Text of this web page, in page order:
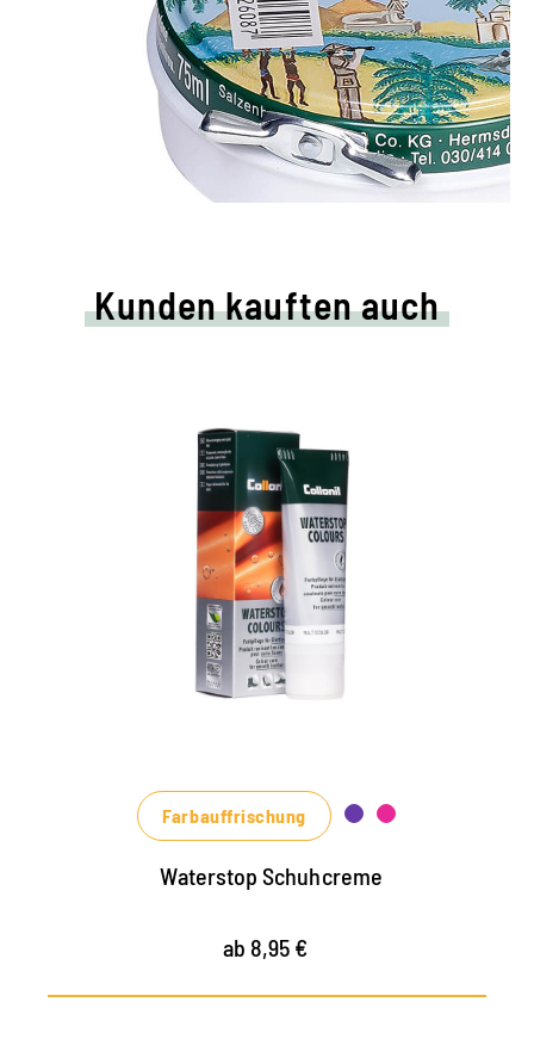
Kunden kauften auch
Farbige Pflege- und
Imprägniercreme
pflegt alle Glattleder und HighTech-
Materialien mit Imprägnier-Effekt
nährt das Leder, hält es strapazierfähig
Farbauffrischung
Waterstop Schuhcreme
ab 8,95 €